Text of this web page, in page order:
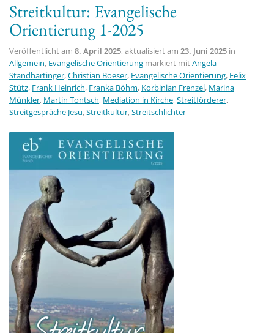
Streitkultur: Evangelische
Orientierung 1-2025
Veröffentlicht am 8. April 2025, aktualisiert am 23. Juni 2025 in
Allgemein, Evangelische Orientierung markiert mitAngela
Standhartinger,Christian Boeser, Evangelische Orientierung, Felix
Stütz, Frank Heinrich, Franka Böhm, Korbinian Frenzel, Marina
Münkler, Martin Tontsch, Mediation in Kirche,Streitförderer,
Streitgespräche Jesu,Streitkultur,Streitschlichter